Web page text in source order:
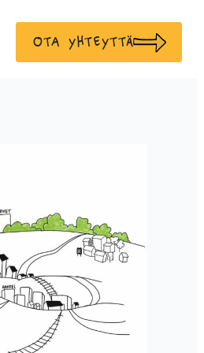
Ota yhteyttä